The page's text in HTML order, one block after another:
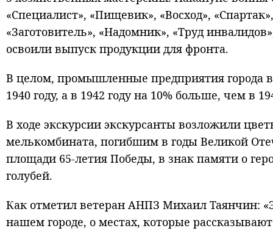
«Специалист», «Пищевик», «Восход»,
«Заготовитель», «Надомник», «Труд
освоили выпуск продукции для фронта.
В целом, промышленные предприятия города
1940 году, а в 1942 году на 10% больше, чем в
В ходе экскурсии экскурсанты возложили
мелькомбината, погибшим в годы Великой
площади 65-летия Победы, в знак памяти о
голубей.
Как отметил ветеран АНПЗ Михаил Таянчин:
нашем городе, о местах, которые